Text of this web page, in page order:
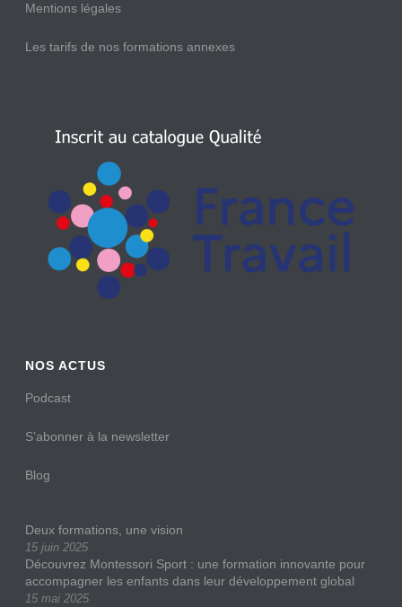
Mentions légales
Les tarifs de nos formations annexes
NOS ACTUS
Podcast
S’abonner à la newsletter
Blog
Deux formations, une vision
15 juin 2025
Découvrez Montessori Sport : une formation innovante pour
accompagner les enfants dans leur développement global
15 mai 2025